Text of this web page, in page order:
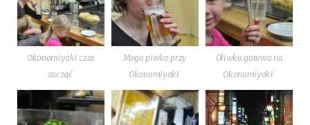
Oko­no­miy­aki czas
zacząć
Mega piw­ko przy
Okonomiyaki
Oliw­ka goto­wa na
Okonomiyaki